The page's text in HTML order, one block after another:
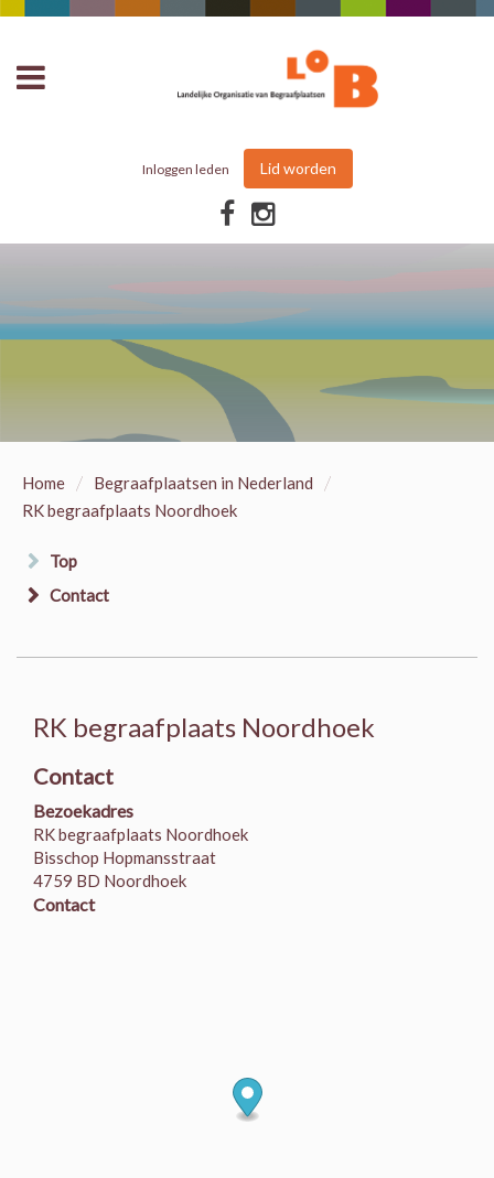
Inloggen leden Lid worden
Home / Begraafplaatsen in Nederland /
RK begraafplaats Noordhoek
Top
Contact
RK begraafplaats Noordhoek
Contact
Bezoekadres
RK begraafplaats Noordhoek
Bisschop Hopmansstraat
4759 BD Noordhoek
Contact